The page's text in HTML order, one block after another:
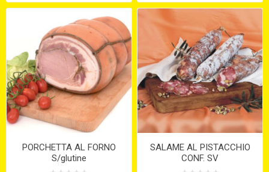
PORCHETTA AL FORNO
S/glutine
SALAME AL PISTACCHIO
CONF. SV